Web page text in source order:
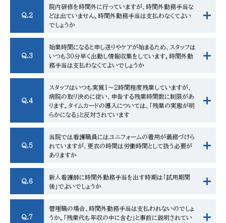
Q.2
院内研修を時間外に行っていますが、時間外勤務手当な
どは出ていません。時間外勤務手当は支払わなくてよい
でしょうか
Q.3
始業時間になると申し送りやケアが始まるため、スタッフは
いつも30分早く出勤し情報収集をしています。時間外勤
務手当は支払わなくてよいでしょうか
Q.4
スタッフはいつも実質1〜2時間程度残業していますが、
病院の取り決めに従い、申告する残業時間数に制限があ
ります。タイムカードの導入については、「残業の実態が明
らかになる」と反対されています
Q.5
当院では看護職員にはユニフォームの着用が義務づけら
れていますが、更衣の時間は労働時間として扱う必要が
ありますか
Q.6
新人看護師に時間外勤務手当を出す時期は「試用期間
後」でよいでしょうか
Q.7
管理職の場合、時間外勤務手当は支払われないのでしょ
うか。「残業代も年収の中に含む」と事前に説明されてい